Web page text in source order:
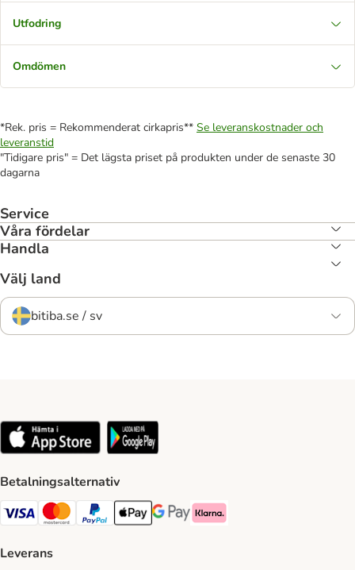
Utfodring
Omdömen
*Rek. pris = Rekommenderat cirkapris** Se leveranskostnader och
leveranstid
"Tidigare pris" = Det lägsta priset på produkten under de senaste 30
dagarna
Service
Våra fördelar
Handla
Välj land
bitiba.se / sv
Betalningsalternativ
VISA Payment Method
Mastercard Payment Method
Paypal Payment Method
Apple Pay Payment Method
Google Pay Payment Method
Klarna Payment Method
Leverans